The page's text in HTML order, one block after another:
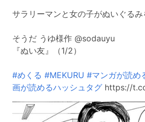
サラリーマンと女の子がぬいぐる
そうだ うゆ様作 @sodauyu
『ぬい友』（1/2）
#めくる #MEKURU #マンガが読め
画が読めるハッシュタグ https://